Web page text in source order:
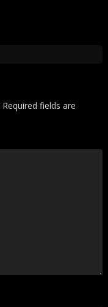
Required fields are